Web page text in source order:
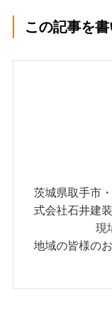
この記事を
茨城県取手市
式会社石井建
現
地域の皆様の